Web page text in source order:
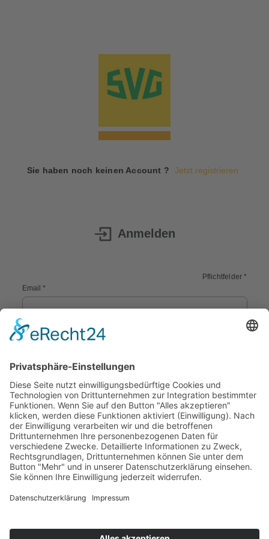
Sie haben noch keinen Account ? Jetzt registrieren
Anmelden
Pflichtfelder *
Email *
Passwort *
Captcha
Angemeldet bleiben Passwort vergessen?
Anmelden